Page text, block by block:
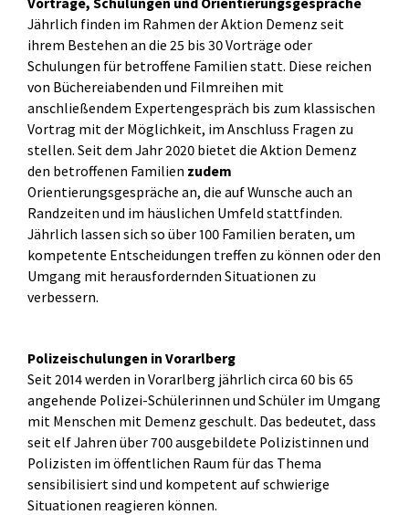
Jährlich finden im Rahmen der Aktion Demenz seit
ihrem Bestehen an die 25 bis 30 Vorträge oder
Schulungen für betroffene Familien statt. Diese reichen
von Büchereiabenden und Filmreihen mit
anschließendem Expertengespräch bis zum klassischen
Vortrag mit der Möglichkeit, im Anschluss Fragen zu
stellen. Seit dem Jahr 2020 bietet die Aktion Demenz
den betroffenen Familien zudem
Orientierungsgespräche an, die auf Wunsche auch an
Randzeiten und im häuslichen Umfeld stattfinden.
Jährlich lassen sich so über 100 Familien beraten, um
kompetente Entscheidungen treffen zu können oder den
Umgang mit herausfordernden Situationen zu
verbessern.
Polizeischulungen in Vorarlberg
Seit 2014 werden in Vorarlberg jährlich circa 60 bis 65
angehende Polizei-Schülerinnen und Schüler im Umgang
mit Menschen mit Demenz geschult. Das bedeutet, dass
seit elf Jahren über 700 ausgebildete Polizistinnen und
Polizisten im öffentlichen Raum für das Thema
sensibilisiert sind und kompetent auf schwierige
Situationen reagieren können.